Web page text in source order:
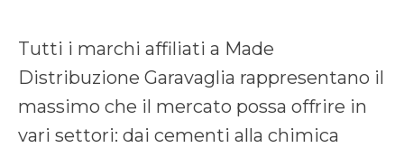
Tutti i marchi affiliati a Made
Distribuzione Garavaglia rappresentano il
massimo che il mercato possa offrire in
vari settori: dai cementi alla chimica